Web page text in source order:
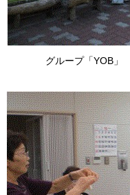
グループ「YOB」 ウ